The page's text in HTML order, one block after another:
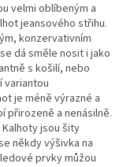
velmi oblíbeným a
jeansového střihu.
konzervativním
dá směle nosit i jako
s košilí, nebo
variantou
je méně výrazné a
přirozeně a nenásilně.
jsou šity
někdy výšivka na
prvky můžou